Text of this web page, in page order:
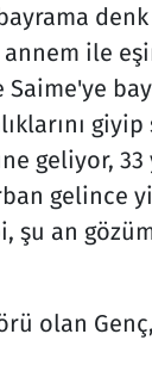
ile
Saime'ye
geliyor, 33
gelince
şu an
olan